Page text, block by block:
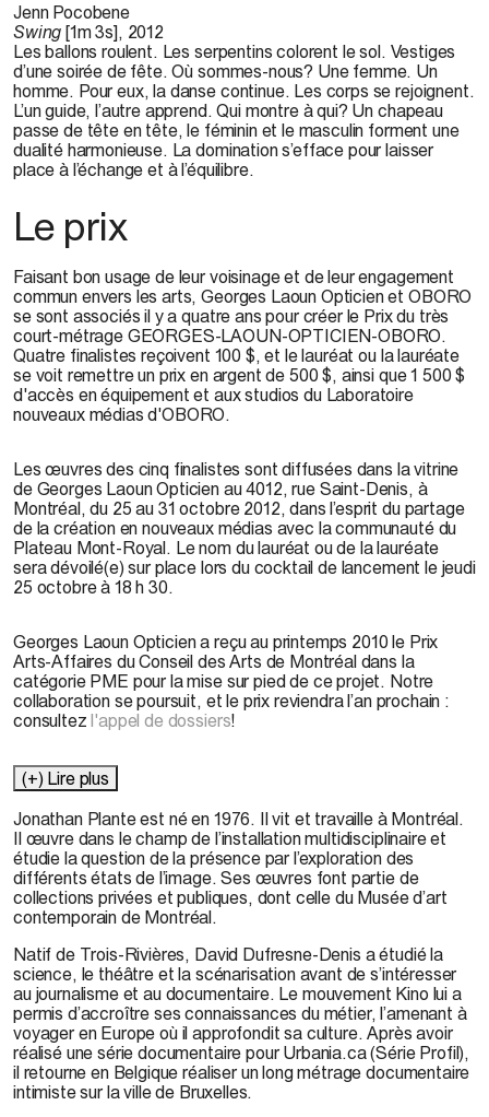
Jenn Pocobene
Swing [1m 3s], 2012
Les ballons roulent. Les serpentins colorent le sol. Vestiges
d’une soirée de fête. Où sommes-nous? Une femme. Un
homme. Pour eux, la danse continue. Les corps se rejoignent.
L’un guide, l’autre apprend. Qui montre à qui? Un chapeau
passe de tête en tête, le féminin et le masculin forment une
dualité harmonieuse. La domination s’efface pour laisser
place à l’échange et à l’équilibre.
Le prix
Faisant bon usage de leur voisinage et de leur engagement
commun envers les arts, Georges Laoun Opticien et OBORO
se sont associés il y a quatre ans pour créer le Prix du très
court-métrage GEORGES-LAOUN-OPTICIEN-OBORO.
Quatre finalistes reçoivent 100 $, et le lauréat ou la lauréate
se voit remettre un prix en argent de 500 $, ainsi que 1 500 $
d'accès en équipement et aux studios du Laboratoire
nouveaux médias d'OBORO.
Les œuvres des cinq finalistes sont diffusées dans la vitrine
de Georges Laoun Opticien au 4012, rue Saint-Denis, à
Montréal, du 25 au 31 octobre 2012, dans l’esprit du partage
de la création en nouveaux médias avec la communauté du
Plateau Mont-Royal. Le nom du lauréat ou de la lauréate
sera dévoilé(e) sur place lors du cocktail de lancement le jeudi
25 octobre à 18 h 30.
Georges Laoun Opticien a reçu au printemps 2010 le Prix
Arts-Affaires du Conseil des Arts de Montréal dans la
catégorie PME pour la mise sur pied de ce projet. Notre
collaboration se poursuit, et le prix reviendra l’an prochain :
consultezl'appel de dossiers!
(+) Lire plus
Jonathan Planteest né en 1976. Il vit et travaille à Montréal.
Il œuvre dans le champ de l’installation multidisciplinaire et
étudie la question de la présence par l’exploration des
différents états de l’image. Ses œuvres font partie de
collections privées et publiques, dont celle du Musée d’art
contemporain de Montréal.
Natif de Trois-Rivières, David Dufresne-Denis a étudié la
science, le théâtre et la scénarisation avant de s’intéresser
au journalisme et au documentaire. Le mouvement Kino lui a
permis d’accroître ses connaissances du métier, l’amenant à
voyager en Europe où il approfondit sa culture. Après avoir
réalisé une série documentaire pour Urbania.ca (Série Profil),
il retourne en Belgique réaliser un long métrage documentaire
intimiste sur la ville de Bruxelles.